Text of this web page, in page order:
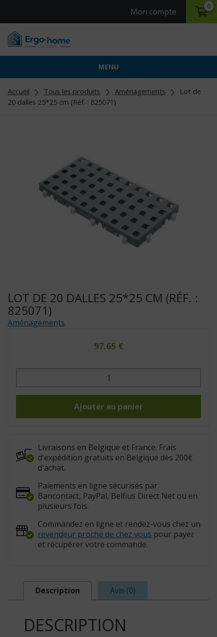
Mon compte
0
MENU
Accueil Tous les produits Aménagements
Lot de
20 dalles 25*25 cm (Réf. : 825071)
LOT DE 20 DALLES 25*25 CM (RÉF. :
825071)
Aménagements
97.65 €
quantité
Lot
cm
Ajouter au panier
Livraisons en Belgique et France. Frais
d'expédition gratuits en Belgique dès 200€
d'achat.
Paiements en ligne sécurisés par
Bancontact, PayPal, Belfius Direct Net ou en
plusieurs fois.
Commandez en ligne et rendez-vous chez un
revendeur proche de chez vous pour payer
et récupérer votre commande.
Description Avis (0)
DESCRIPTION